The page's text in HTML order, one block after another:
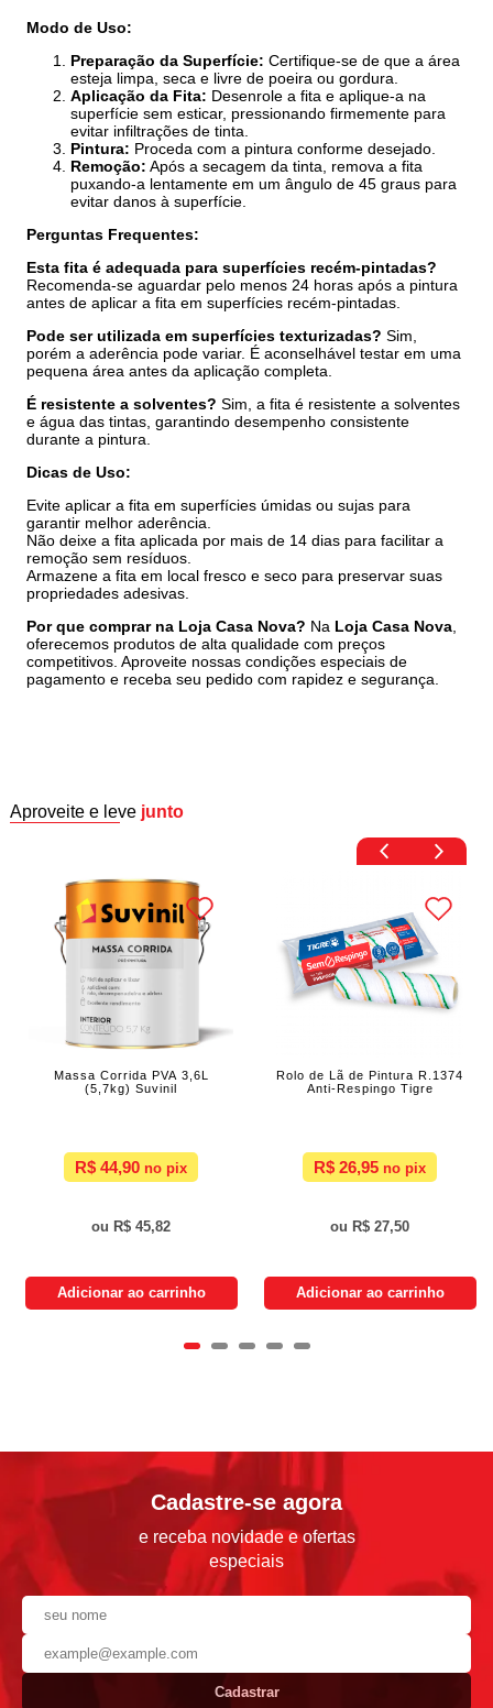
Modo de Uso:
Preparação da Superfície: Certifique-se de que a área
esteja limpa, seca e livre de poeira ou gordura.
Aplicação da Fita: Desenrole a fita e aplique-a na
superfície sem esticar, pressionando firmemente para
evitar infiltrações de tinta.
Pintura: Proceda com a pintura conforme desejado.
Remoção: Após a secagem da tinta, remova a fita
puxando-a lentamente em um ângulo de 45 graus para
evitar danos à superfície.
Perguntas Frequentes:
Esta fita é adequada para superfícies recém-pintadas?
Recomenda-se aguardar pelo menos 24 horas após a pintura
antes de aplicar a fita em superfícies recém-pintadas.
Pode ser utilizada em superfícies texturizadas? Sim,
porém a aderência pode variar. É aconselhável testar em uma
pequena área antes da aplicação completa.
É resistente a solventes? Sim, a fita é resistente a solventes
e água das tintas, garantindo desempenho consistente
durante a pintura.
Dicas de Uso:
Evite aplicar a fita em superfícies úmidas ou sujas para
garantir melhor aderência.
Não deixe a fita aplicada por mais de 14 dias para facilitar a
remoção sem resíduos.
Armazene a fita em local fresco e seco para preservar suas
propriedades adesivas.
Por que comprar na Loja Casa Nova? Na Loja Casa Nova
oferecemos produtos de alta qualidade com preços
competitivos. Aproveite nossas condições especiais de
pagamento e receba seu pedido com rapidez e segurança.
Aproveite e leve junto
Massa Corrida PVA 3,6L
(5,7kg) Suvinil
R$ 44,90
R$ 45,82
Adicionar ao carrinho
Rolo de Lã de Pintura R.1374
Anti-Respingo Tigre
R$ 26,95
R$ 27,50
Adicionar ao carrinho
Cadastre-se agora
e receba novidade e ofertas
especiais
Cadastrar